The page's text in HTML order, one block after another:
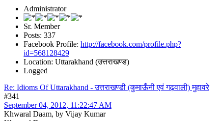
Administrator
Sr. Member
Posts: 337
Facebook Profile: http://facebook.com/profile.php?
id=568128429
Location: Uttarakhand (उत्तराखण्ड)
Logged
Re: Idioms Of Uttarakhand - उत्तराखण्डी (कुमाऊँनी एवं गढ़वाली) मुहावरे
#341
September 04, 2012, 11:22:47 AM
Khwaral Daam, by Vijay Kumar